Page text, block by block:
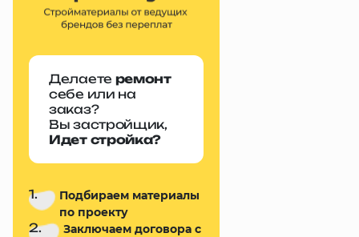
Делаете ремонт
себе или на
заказ?
Вы застройщик,
Идет стройка?
1.
Подбираем материалы
по проекту
2.
Заключаем договора с